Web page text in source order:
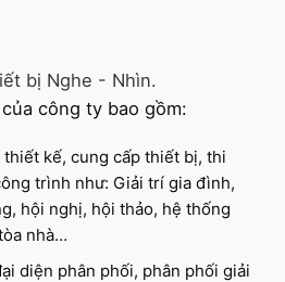
bị Nghe - Nhìn.
công ty bao gồm:
thiết kế, cung cấp thiết bị, thi
trình như: Giải trí gia đình,
hội nghị, hội thảo, hệ thống
nhà…
diện phân phối, phân phối giải